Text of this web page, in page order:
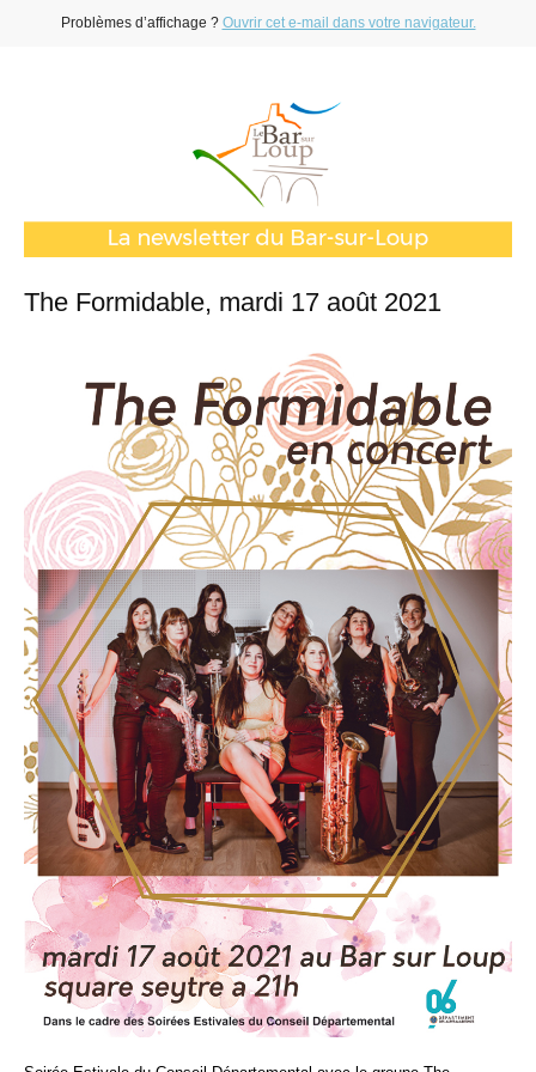
Problèmes d’affichage ? Ouvrir cet e-mail dans votre navigateur.
The Formidable, mardi 17 août 2021